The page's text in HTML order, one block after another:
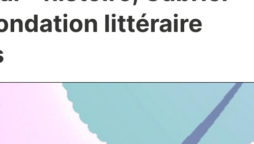
littéraire